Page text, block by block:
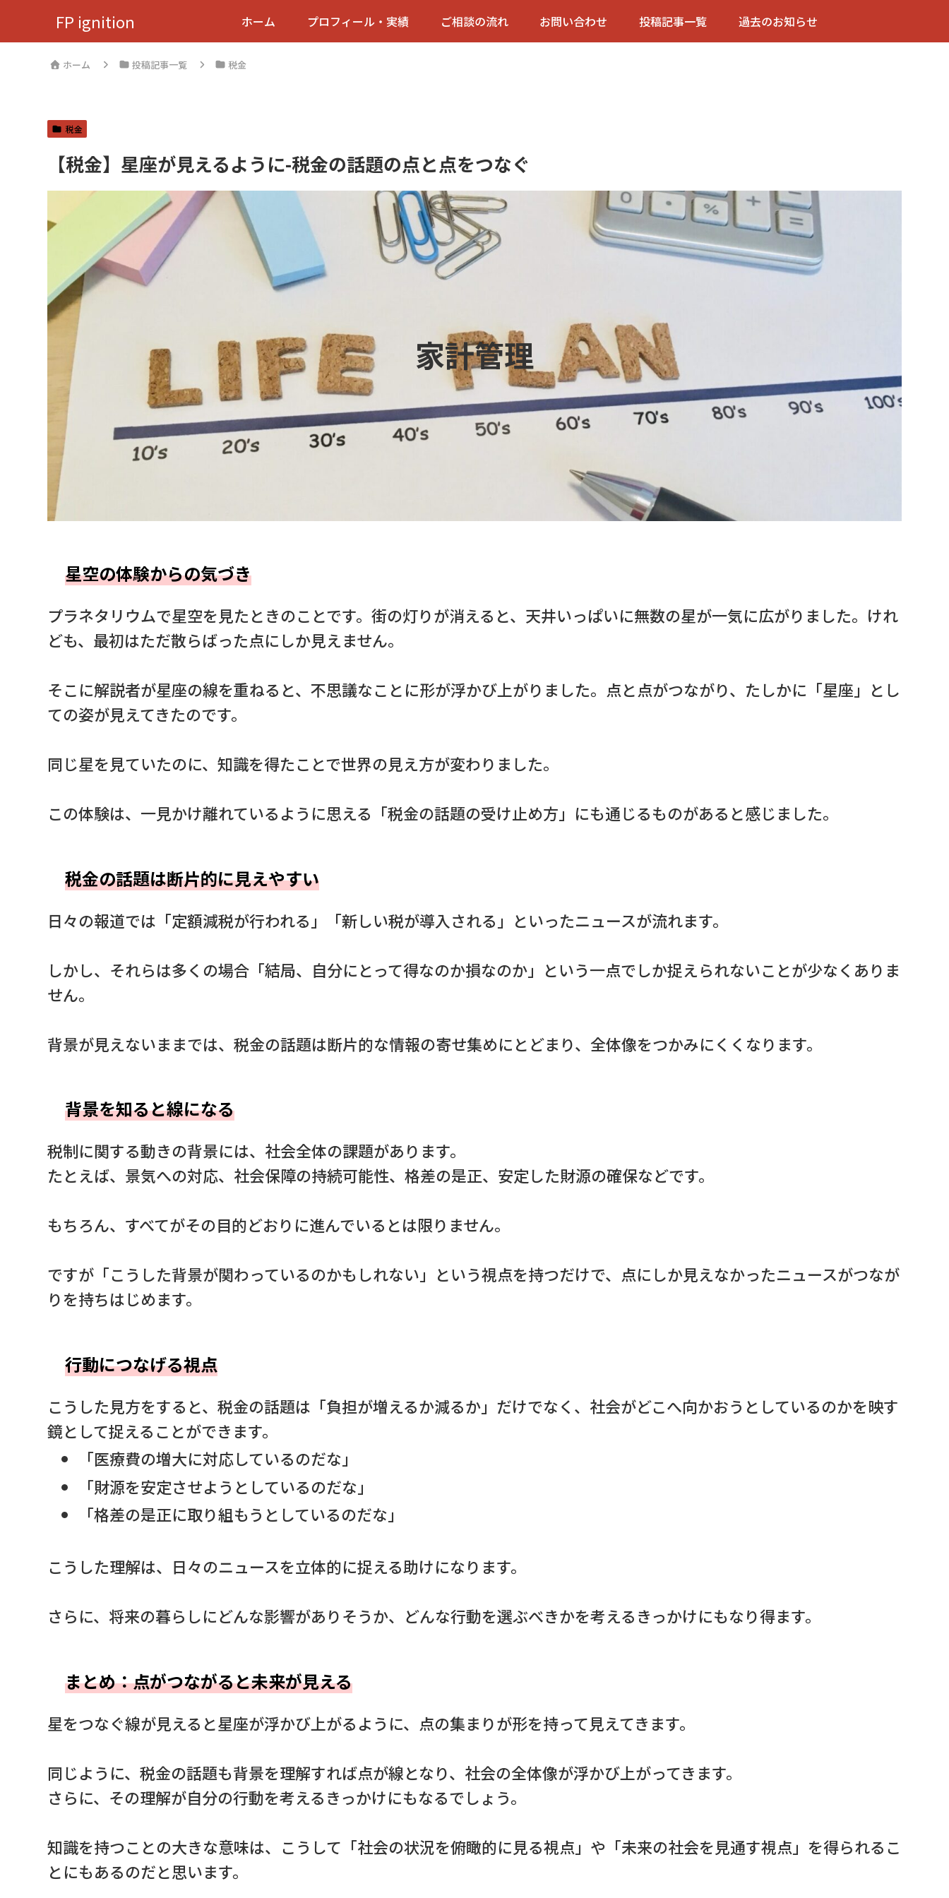
FP ignition ホーム プロフィール・実績 ご相談の流れ お問い合わせ 投稿記事一覧 過去のお知らせ
ホーム 投稿記事一覧 税金
税金
【税金】星座が見えるように-税金の話題の点と点をつなぐ
家計管理
星空の体験からの気づき
プラネタリウムで星空を見たときのことです。街の灯りが消えると、天井いっぱいに無数の星が一気に広がりました。けれ
ども、最初はただ散らばった点にしか見えません。
そこに解説者が星座の線を重ねると、不思議なことに形が浮かび上がりました。点と点がつながり、たしかに「星座」とし
ての姿が見えてきたのです。
同じ星を見ていたのに、知識を得たことで世界の見え方が変わりました。
この体験は、一見かけ離れているように思える「税金の話題の受け止め方」にも通じるものがあると感じました。
税金の話題は断片的に見えやすい
日々の報道では「定額減税が行われる」「新しい税が導入される」といったニュースが流れます。
しかし、それらは多くの場合「結局、自分にとって得なのか損なのか」という一点でしか捉えられないことが少なくありま
せん。
背景が見えないままでは、税金の話題は断片的な情報の寄せ集めにとどまり、全体像をつかみにくくなります。
背景を知ると線になる
税制に関する動きの背景には、社会全体の課題があります。
たとえば、景気への対応、社会保障の持続可能性、格差の是正、安定した財源の確保などです。
もちろん、すべてがその目的どおりに進んでいるとは限りません。
ですが「こうした背景が関わっているのかもしれない」という視点を持つだけで、点にしか見えなかったニュースがつなが
りを持ちはじめます。
行動につなげる視点
こうした見方をすると、税金の話題は「負担が増えるか減るか」だけでなく、社会がどこへ向かおうとしているのかを映す
鏡として捉えることができます。
「医療費の増大に対応しているのだな」
「財源を安定させようとしているのだな」
「格差の是正に取り組もうとしているのだな」
こうした理解は、日々のニュースを立体的に捉える助けになります。
さらに、将来の暮らしにどんな影響がありそうか、どんな行動を選ぶべきかを考えるきっかけにもなり得ます。
まとめ：点がつながると未来が見える
星をつなぐ線が見えると星座が浮かび上がるように、点の集まりが形を持って見えてきます。
同じように、税金の話題も背景を理解すれば点が線となり、社会の全体像が浮かび上がってきます。
さらに、その理解が自分の行動を考えるきっかけにもなるでしょう。
知識を持つことの大きな意味は、こうして「社会の状況を俯瞰的に見る視点」や「未来の社会を見通す視点」を得られるこ
とにもあるのだと思います。